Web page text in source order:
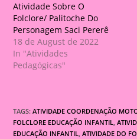
Atividade Sobre O
Folclore/ Palitoche Do
Personagem Saci Pererê
18 de August de 2022
In "Atividades
Pedagógicas"
TAGS:ATIVIDADE COORDENAÇÃO
FOLCLORE EDUCAÇÃO INFANTIL,
EDUCAÇÃO INFANTIL, ATIVIDADE DO